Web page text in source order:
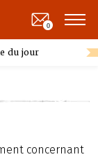
du jour
0
concernant